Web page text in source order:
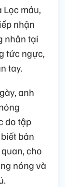
Lọc máu,
nhận
nhân tại
tức ngực,
tay.
anh
do tập
bản
cho
nóng và